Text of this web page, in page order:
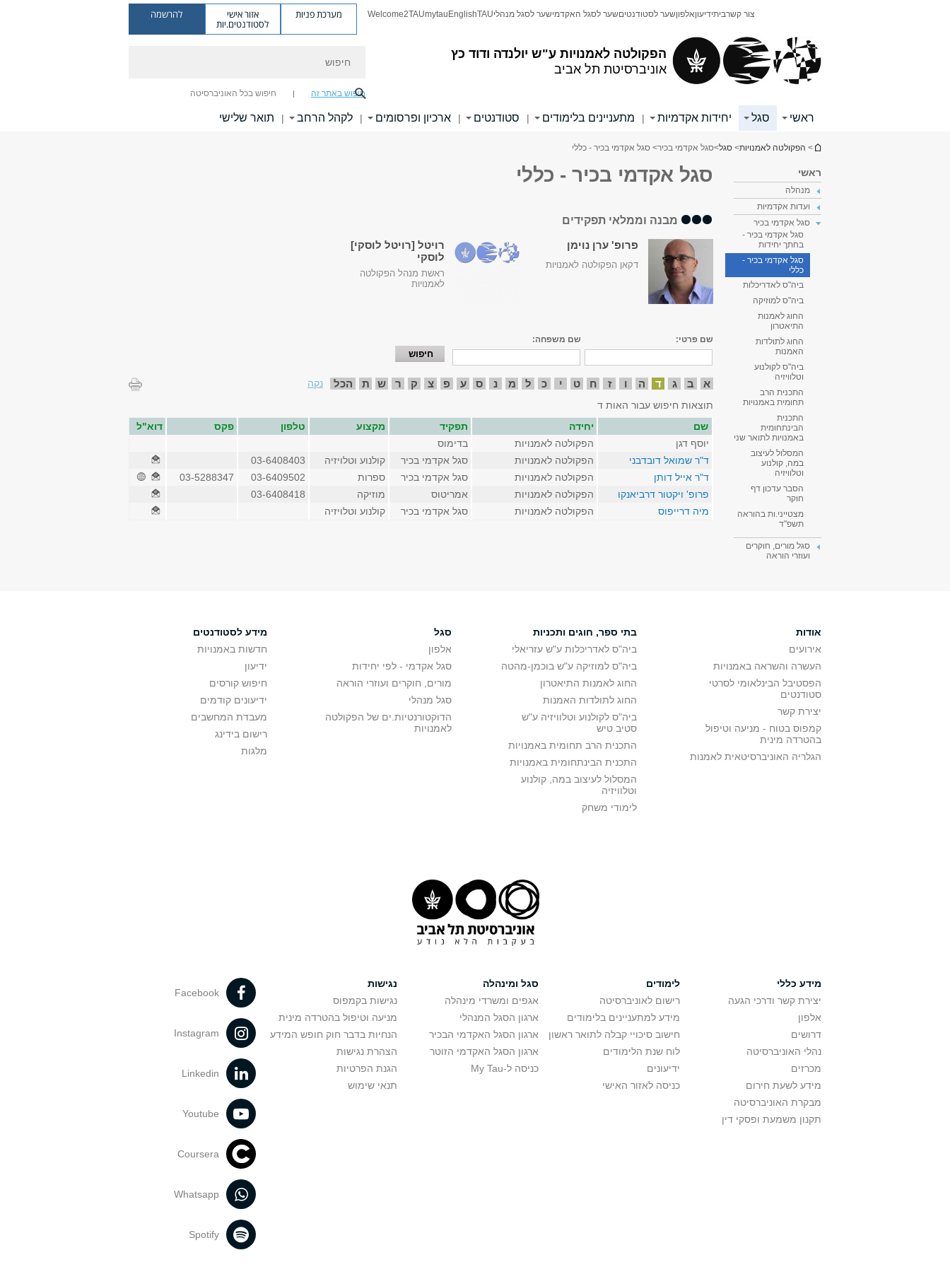
הפקולטה לאמנויות ע"ש יולנדה ודוד כץ
אוניברסיטת תל אביב
צור קשרביתידיעוןאלפוןשער לסטודנטיםשער לסגל האקדמישער לסגל מנהליTAU
English
mytau
Welcome2TAU מערכת פניות אזור אישי
לסטודנטים.יות
להרשמה
חיפוש באתר זה חיפוש בכל האוניברסיטה
ראשי סגל יחידות אקדמיות | מתעניינים בלימודים | סטודנטים | ארכיון ופרסומים | לקהל הרחב | תואר שלישי
הינך נמצא כאן
> הפקולטה לאמנויות> סגל>סגל אקדמי בכיר> סגל אקדמי בכיר - כללי
ראשי
מנהלה
ועדות אקדמיות
סגל אקדמי בכיר
סגל אקדמי בכיר -
בחתך יחידות
סגל אקדמי בכיר -
כללי
ביה"ס לאדריכלות
ביה"ס למוזיקה
החוג לאמנות
התיאטרון
החוג לתולדות
האמנות
ביה"ס לקולנוע
וטלוויזיה
התכנית הרב
תחומית באמנויות
התכנית
הבינתחומית
באמנויות לתואר שני
המסלול לעיצוב
במה, קולנוע
וטלוויזיה
הסבר עדכון דף
חוקר
מצטייני.ות בהוראה
תשפ"ד
סגל מורים, חוקרים
ועוזרי הוראה
סגל אקדמי בכיר - כללי
מבנה וממלאי תפקידים
פרופ' ערן נוימן
דקאן הפקולטה לאמנויות
רויטל [רויטל לוסקי]
לוסקי
ראשת מנהל הפקולטה
לאמנויות
שם פרטי: שם משפחה:
א ב ג ד ה ו ז ח ט י כ ל מ נ ס ע פ צ ק ר ש ת הכל
נקה
תוצאות חיפוש עבור האות ד
שם
יחידה תפקיד מקצוע טלפון פקס
דוא"ל
יוסף דגן
הפקולטה לאמנויות
בדימוס
ד"ר שמואל דובדבני
הפקולטה לאמנויות סגל אקדמי בכיר קולנוע וטלויזיה
03-6408403
ד"ר אייל דותן
הפקולטה לאמנויות סגל אקדמי בכיר ספרות 03-6409502
03-5288347
פרופ' ויקטור דרביאנקו
הפקולטה לאמנויות אמריטוס מוזיקה
03-6408418
מיה דרייפוס
הפקולטה לאמנויות סגל אקדמי בכיר קולנוע וטלויזיה
אודות
אירועים
העשרה והשראה באמנויות
הפסטיבל הבינלאומי לסרטי
סטודנטים
יצירת קשר
קמפוס בטוח - מניעה וטיפול
בהטרדה מינית
הגלריה האוניברסיטאית לאמנות
בתי ספר, חוגים ותכניות
ביה"ס לאדריכלות ע"ש עזריאלי
ביה"ס למוזיקה ע"ש בוכמן-מהטה
החוג לאמנות התיאטרון
החוג לתולדות האמנות
ביה"ס לקולנוע וטלוויזיה ע"ש
סטיב טיש
התכנית הרב תחומית באמנויות
התכנית הבינתחומית באמנויות
המסלול לעיצוב במה, קולנוע
וטלוויזיה
לימודי משחק
סגל
אלפון
סגל אקדמי - לפי יחידות
מורים, חוקרים ועוזרי הוראה
סגל מנהלי
הדוקטורנטיות.ים של הפקולטה
לאמנויות
מידע לסטודנטים
חדשות באמנויות
ידיעון
חיפוש קורסים
ידיעונים קודמים
מעבדת המחשבים
רישום בידינג
מלגות
מידע כללי
יצירת קשר ודרכי הגעה
אלפון
דרושים
נהלי האוניברסיטה
מכרזים
מידע לשעת חירום
מבקרת האוניברסיטה
תקנון משמעת ופסקי דין
לימודים
רישום לאוניברסיטה
מידע למתעניינים בלימודים
חישוב סיכויי קבלה לתואר ראשון
לוח שנת הלימודים
ידיעונים
כניסה לאזור האישי
סגל ומינהלה
אגפים ומשרדי מינהלה
ארגון הסגל המנהלי
ארגון הסגל האקדמי הבכיר
ארגון הסגל האקדמי הזוטר
כניסה ל-My Tau
נגישות
נגישות בקמפוס
מניעה וטיפול בהטרדה מינית
הנחיות בדבר חוק חופש המידע
הצהרת נגישות
הגנת הפרטיות
תנאי שימוש
Facebook
Instagram
Linkedin
Youtube
Coursera
Whatsapp
Spotify